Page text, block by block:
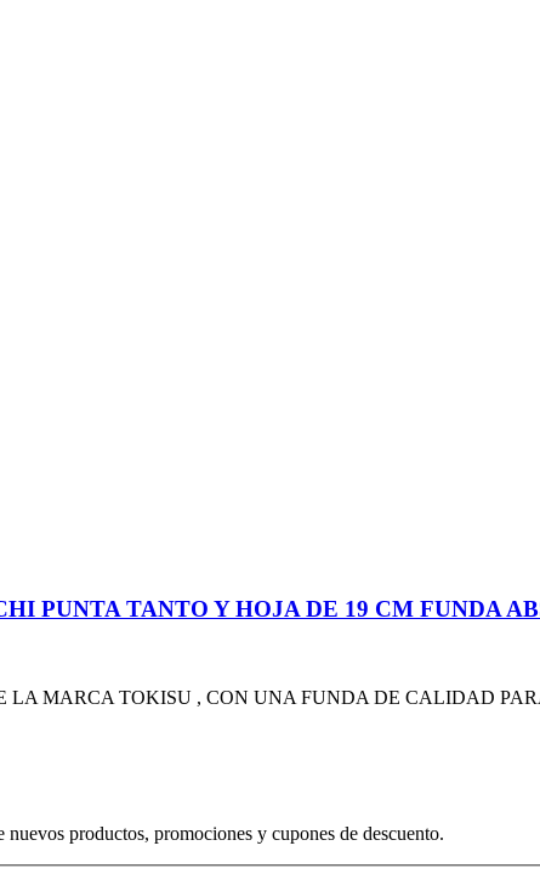
PUNTA TANTO Y HOJA DE 19 CM FUNDA
LA MARCA TOKISU , CON UNA FUNDA DE CALIDAD
productos, promociones y cupones de descuento.